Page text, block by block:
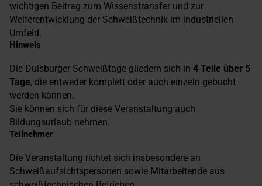
wichtigen Beitrag zum Wissenstransfer und zur
Weiterentwicklung der Schweißtechnik im industriellen
Umfeld.
Hinweis
Die Duisburger Schweißtage gliedern sich in 4 Teile über 5
Tage, die entweder komplett oder auch einzeln gebucht
werden können.
Sie können sich für diese Veranstaltung auch
Bildungsurlaub nehmen.
Teilnehmer
Die Veranstaltung richtet sich insbesondere an
Schweißaufsichtspersonen sowie Mitarbeitende aus